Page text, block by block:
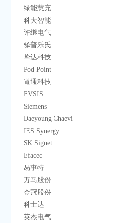
    绿能慧充
    科大智能
    许继电气
    驿普乐氏
    挚达科技
    Pod Point
    道通科技
    EVSIS
    Siemens
    Daeyoung Chaevi
    IES Synergy
    SK Signet
    Efacec
    易事特
    万马股份
    金冠股份
    科士达
    英杰电气